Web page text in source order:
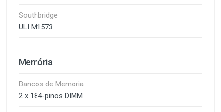
Southbridge
ULI M1573
Memória
Bancos de Memoria
2 x 184-pinos DIMM